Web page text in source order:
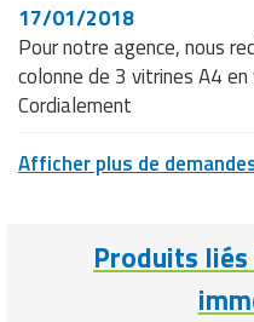
17/01/2018
Pour notre agence, nous
colonne de 3 vitrines A4
Cordialement
Afficher plus de
Produits